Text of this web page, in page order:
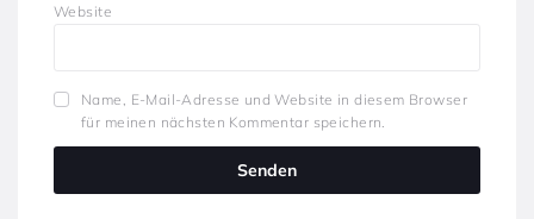
Website
Name, E-Mail-Adresse und Website in diesem Browser
für meinen nächsten Kommentar speichern.